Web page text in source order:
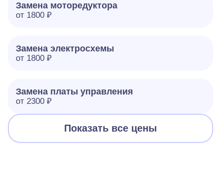
Замена моторедуктора
от 1800 ₽
Замена электросхемы
от 1800 ₽
Замена платы управления
от 2300 ₽
Показать все цены